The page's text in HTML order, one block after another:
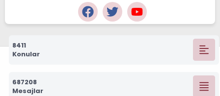
8411
Konular
687208
Mesajlar